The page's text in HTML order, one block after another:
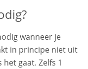
wanneer je
in principe niet uit
gaat. Zelfs 1